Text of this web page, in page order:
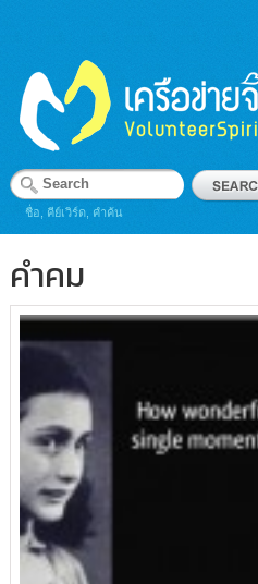
ชื่อ, คีย์เวิร์ด, คำค้น
คำคม